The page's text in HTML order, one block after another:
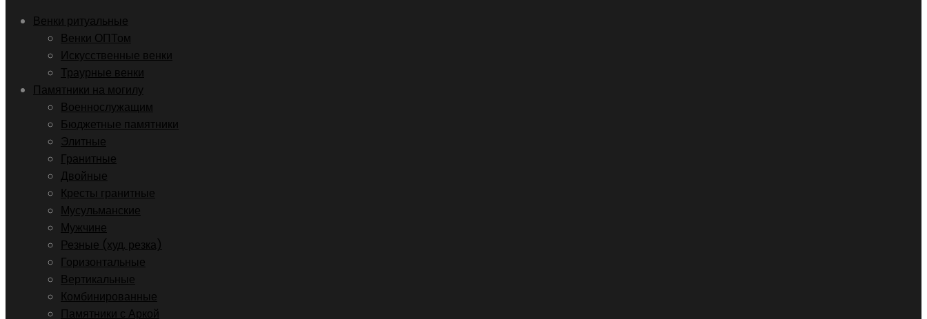
Венки ритуальные
Венки ОПТом
Искусственные венки
Траурные венки
Памятники на могилу
Военнослужащим
Бюджетные памятники
Элитные
Гранитные
Двойные
Кресты гранитные
Мусульманские
Мужчине
Резные (худ. резка)
Горизонтальные
Вертикальные
Комбинированные
Памятники с Аркой